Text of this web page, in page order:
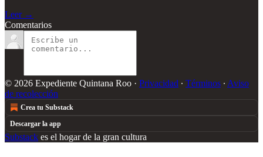
Leer →
Comentarios
© 2026 Expediente Quintana Roo · Privacidad ∙ Términos ∙ Aviso
de recolección
Crea tu Substack
Descargar la app
Substack es el hogar de la gran cultura